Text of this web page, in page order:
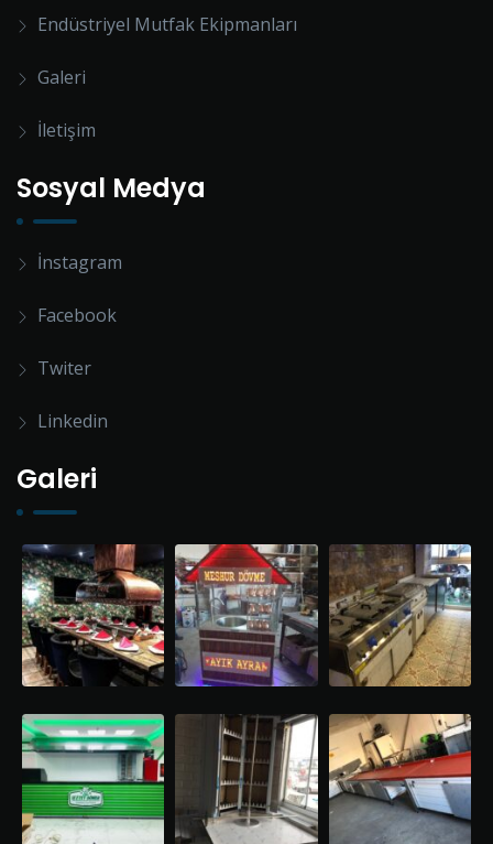
Endüstriyel Mutfak Ekipmanları
Galeri
İletişim
Sosyal Medya
İnstagram
Facebook
Twiter
Linkedin
Galeri